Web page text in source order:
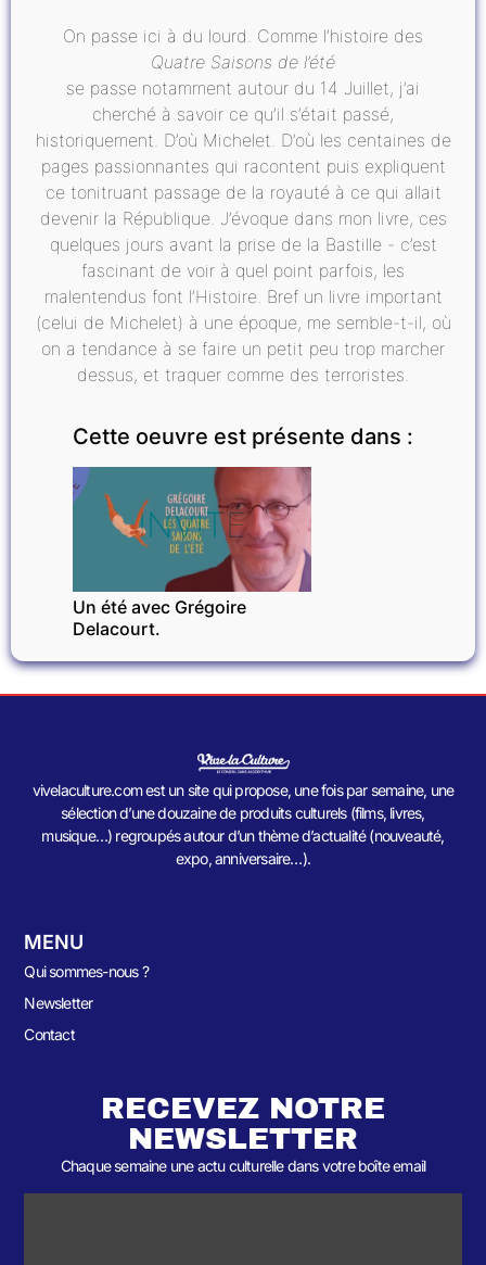
On passe ici à du lourd. Comme l’histoire des
Quatre Saisons de l’été
se passe notamment autour du 14 Juillet, j’ai
cherché à savoir ce qu’il s’était passé,
historiquement. D’où Michelet. D’où les centaines de
pages passionnantes qui racontent puis expliquent
ce tonitruant passage de la royauté à ce qui allait
devenir la République. J’évoque dans mon livre, ces
quelques jours avant la prise de la Bastille - c’est
fascinant de voir à quel point parfois, les
malentendus font l’Histoire. Bref un livre important
(celui de Michelet) à une époque, me semble-t-il, où
on a tendance à se faire un petit peu trop marcher
dessus, et traquer comme des terroristes.
Cette oeuvre est présente dans :
INVITÉ
Un été avec Grégoire
Delacourt.
vivelaculture.com est un site qui propose, une fois par semaine, une
sélection d’une douzaine de produits culturels (films, livres,
musique…) regroupés autour d’un thème d’actualité (nouveauté,
expo, anniversaire…).
MENU
Qui sommes-nous ?
Newsletter
Contact
RECEVEZ NOTRE
NEWSLETTER
Chaque semaine une actu culturelle dans votre boîte email